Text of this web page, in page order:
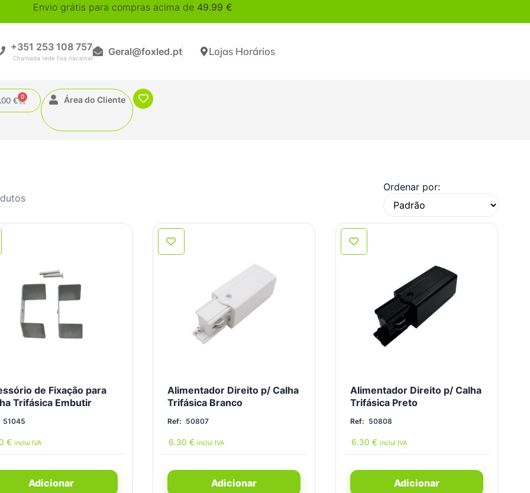
Envio grátis para compras acima de 49.99 €
+351 253 108 757 Geral@foxled.pt Lojas Horários
€ 0 Área do Cliente
Ordenar por:
de Fixação para
Trifásica Embutir
51045
€ inclui IVA
Adicionar
Alimentador Direito p/ Calha
Trifásica Branco
Ref: 50807
6.30 € inclui IVA
Adicionar
Alimentador Direito p/ Calha
Trifásica Preto
Ref: 50808
6.30 € inclui IVA
Adicionar